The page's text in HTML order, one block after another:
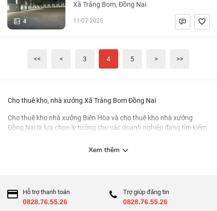
4
Xã Trảng Bom, Đồng Nai
11-07-2025
<< < 3 4 5 > >>
Cho thuê kho, nhà xưởng Xã Trảng Bom Đồng Nai
Cho thuê kho nhà xưởng Biên Hòa và cho thuê kho nhà xưởng
Đồng Nai là lựa chọn lý tưởng cho các doanh nghiệp đang tìm kiếm
khu vực này được biết đến với vị trí địa lý thuận lợi và hệ thống hạ
doanh nghiệp có thể dễ dàng tìm thấy nhiều lựa chọn về kho, nhà
xưởng với các mức diện tích và giá cả đa dạng, cùng với nhiều tiện
Xem thêm
Hỗ trợ thanh toán
0828.76.55.26
Trợ giúp đăng tin
0828.76.55.26